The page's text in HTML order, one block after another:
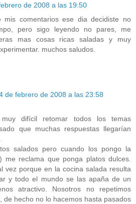
de 2008 a las 19:50
comentarios ese dia decidiste no
pero sigo leyendo no pares, me
mas cosas ricas saladas y muy
muchos saludos.
de febrero de 2008 a las 23:58
difícil retomar todos los temas
que muchas respuestas llegarían
salados pero cuando los pongo la
me reclama que ponga platos dulces.
vez porque en la cocina salada resulta
y todo el mundo se las apaña de un
atractivo. Nosotros no repetimos
de hecho no lo hacemos hasta pasados